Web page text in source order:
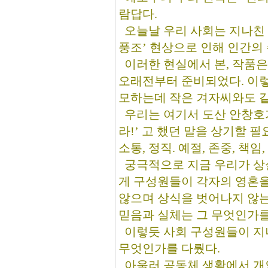
람답다.
오늘날 우리 사회는 지나
풍조’ 현상으로 인해 인간
이러한 현실에서 본, 작품
오래전부터 준비되었다. 이
모하는데 작은 겨자씨와도
우리는 여기서 도산 안창
라!’ 고 했던 말을 상기할 필
소통, 정직. 예절, 존중, 책
궁극적으로 지금 우리가
게 구성원들이 각자의 영혼
않으며 상식을 벗어나지 않
믿음과 실체는 그 무엇인가
이렇듯 사회 구성원들이
무엇인가를 다뤘다.
아울러 공동체 생활에서